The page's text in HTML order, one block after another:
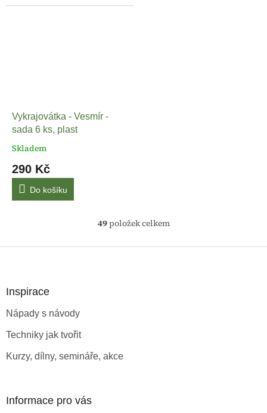
Vykrajovátka - Vesmír -
sada 6 ks, plast
Skladem
290 Kč
Do košíku
O
l
49položek celkem
Inspirace
Nápady s návody
Techniky jak tvořit
Kurzy, dílny, semináře, akce
Informace pro vás